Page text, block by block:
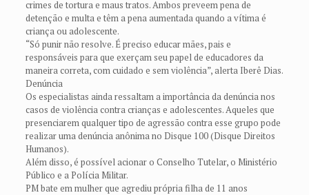
crimes de tortura e maus tratos. Ambos preveem pena de
detenção e multa e têm a pena aumentada quando a vítima é
criança ou adolescente.
“Só punir não resolve. É preciso educar mães, pais e
responsáveis para que exerçam seu papel de educadores da
maneira correta, com cuidado e sem violência”, alerta Iberê Dias.
Denúncia
Os especialistas ainda ressaltam a importância da denúncia nos
casos de violência contra crianças e adolescentes. Aqueles que
presenciarem qualquer tipo de agressão contra esse grupo pode
realizar uma denúncia anônima no Disque 100 (Disque Direitos
Humanos).
Além disso, é possível acionar o Conselho Tutelar, o Ministério
Público e a Polícia Militar.
PM bate em mulher que agrediu própria filha de 11 anos